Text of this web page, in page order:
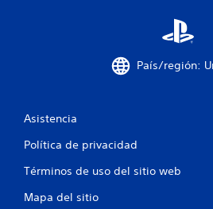
País/región:
Asistencia
Política de privacidad
Términos de uso del sitio web
Mapa del sitio